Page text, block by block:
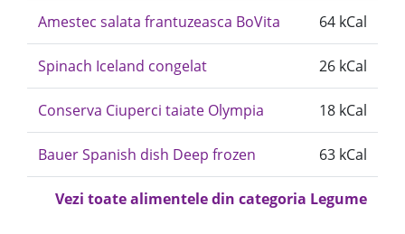
Amestec salata frantuzeasca BoVita 64 kCal
Spinach Iceland congelat 26 kCal
Conserva Ciuperci taiate Olympia 18 kCal
Bauer Spanish dish Deep frozen 63 kCal
Vezi toate alimentele din categoria Legume